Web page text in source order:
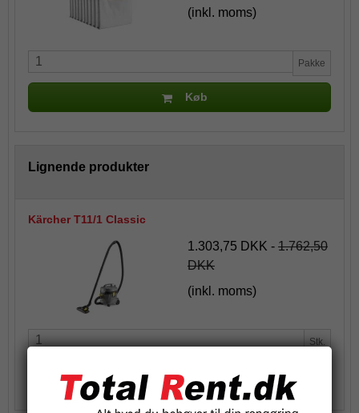
(inkl. moms)
Pakke
Køb
Lignende produkter
Kärcher T11/1 Classic
1.303,75 DKK - 1.762,50
DKK
(inkl. moms)
Stk.